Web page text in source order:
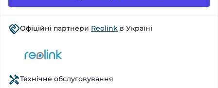
Офіційні партнери Reolink в Україні
Технічне обслуговування